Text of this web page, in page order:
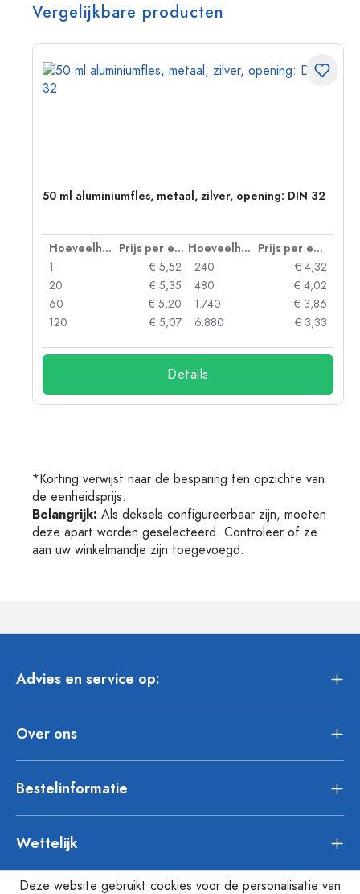
Vergelijkbare producten
50 ml aluminiumfles, metaal, zilver, opening: DIN 32
Hoeveelheid Prijs per eenheid Hoeveelheid
Prijs per eenheid
1
€ 5,52
20
€ 5,35
60
€ 5,20
120
€ 5,07
240
€ 4,32
480
€ 4,02
1.740
€ 3,86
6.880
€ 3,33
Details
*Korting verwijst naar de besparing ten opzichte van
de eenheidsprijs.
Belangrijk: Als deksels configureerbaar zijn, moeten
deze apart worden geselecteerd. Controleer of ze
aan uw winkelmandje zijn toegevoegd.
Advies en service op:
Over ons
Bestelinformatie
Wettelijk
Deze website gebruikt cookies voor de personalisatie van